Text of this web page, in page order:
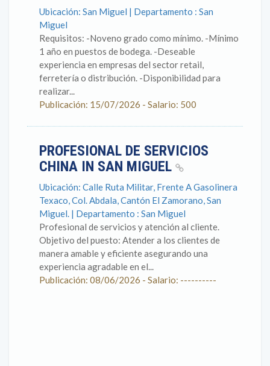
Ubicación: San Miguel | Departamento : San
Miguel
Requisitos: -Noveno grado como mínimo. -Mínimo
1 año en puestos de bodega. -Deseable
experiencia en empresas del sector retail,
ferretería o distribución. -Disponibilidad para
realizar...
Publicación: 15/07/2026 - Salario: 500
PROFESIONAL DE SERVICIOS
CHINA IN SAN MIGUEL
Ubicación: Calle Ruta Militar, Frente A Gasolinera
Texaco, Col. Abdala, Cantón El Zamorano, San
Miguel. | Departamento : San Miguel
Profesional de servicios y atención al cliente.
Objetivo del puesto: Atender a los clientes de
manera amable y eficiente asegurando una
experiencia agradable en el...
Publicación: 08/06/2026 - Salario: ----------